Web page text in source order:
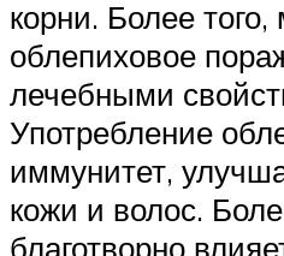
корни. Более того,
облепиховое
лечебными
Употребление
иммунитет,
кожи и волос.
благотворно